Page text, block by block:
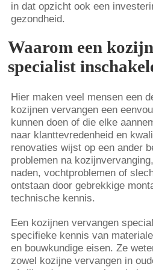
in dat opzicht ook een
gezondheid.
Waarom een
specialist
Hier maken veel mensen een
kozijnen vervangen een
kunnen doen of die elke
naar klanttevredenheid en
renovaties wijst op een ander
problemen na
naden, vochtproblemen of
ontstaan door gebrekkige
technische kennis.
Een kozijnen vervangen
specifieke kennis van
en bouwkundige eisen. Ze
zowel kozijne vervangen in